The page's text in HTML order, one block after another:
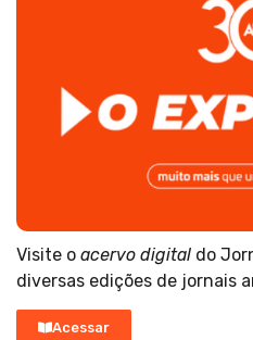
Visite o acervo digital do
diversas edições de jornais
Acessar